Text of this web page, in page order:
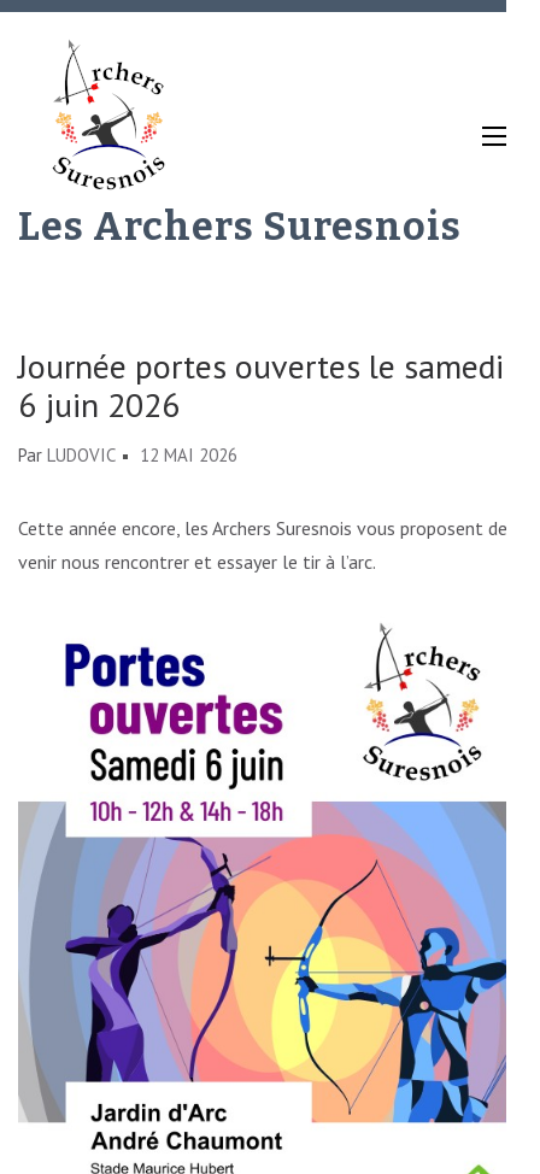
Aller
(Pressez
Les Archers Suresnois
Journée portes ouvertes le samedi
6 juin 2026
Par LUDOVIC 12 MAI 2026
Cette année encore, les Archers Suresnois vous proposent de
venir nous rencontrer et essayer le tir à l’arc.